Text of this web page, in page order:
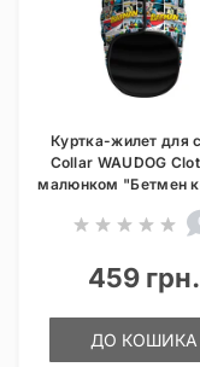
Куртка-жилет для
Collar WAUDOG
малюнком "Бетмен
459 грн.
ДО КОШИКА